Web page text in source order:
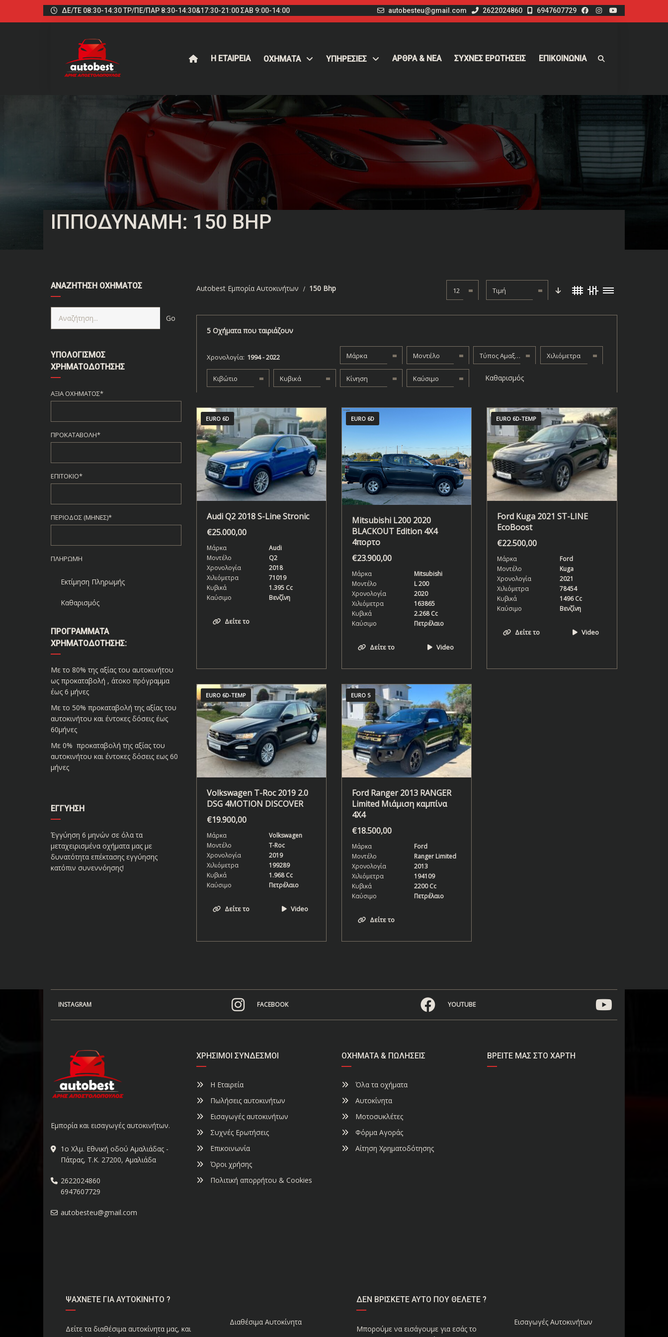
ΔΕ/ΤΕ 08:30-14:30 ΤΡ/ΠΕ/ΠΑΡ 8:30-14:30&17:30-21:00 ΣΑΒ 9:00-14:00 autobesteu@gmail.com 2622024860 6947607729
Η ΕΤΑΙΡΕΙΑ ΟΧΉΜΑΤΑ ΥΠΗΡΕΣΙΕΣ ΑΡΘΡΑ & ΝΕΑ ΣΥΧΝΕΣ ΕΡΩΤΗΣΕΙΣ ΕΠΙΚΟΙΝΩΝΙΑ
ΙΠΠΟΔΎΝΑΜΗ: 150 BHP
ΑΝΑΖΉΤΗΣΗ ΟΧΉΜΑΤΟΣ
ΥΠΟΛΟΓΙΣΜΌΣ
ΧΡΗΜΑΤΟΔΌΤΗΣΗΣ
ΑΞΊΑ ΟΧΉΜΑΤΟΣ*
ΠΡΟΚΑΤΑΒΟΛΉ*
ΕΠΙΤΌΚΙΟ*
ΠΕΡΊΟΔΟΣ (ΜΉΝΕΣ)*
ΠΛΗΡΩΜΉ
Εκτίμηση Πληρωμής
Καθαρισμός
ΠΡΟΓΡΆΜΜΑΤΑ
ΧΡΗΜΑΤΟΔΌΤΗΣΗΣ:
Με το 80% της αξίας του αυτοκινήτου
ως προκαταβολή , άτοκο πρόγραμμα
έως 6 μήνες
Με το 50% προκαταβολή της αξίας του
αυτοκινήτου και έντοκες δόσεις έως
60μήνες
Με 0% προκαταβολή της αξίας του
αυτοκινήτου και έντοκες δόσεις εως 60
μήνες
ΕΓΓΎΗΣΗ
Έγγύηση 6 μηνών σε όλα τα
μεταχειρισμένα οχήματα μας με
δυνατότητα επέκτασης εγγύησης
κατόπιν συνεννόησης!
Autobest Εμπορία Αυτοκινήτων 150 Bhp 12 Τιμή
5 Οχήματα που ταιριάζουν
Χρονολογία: Μάρκα Μοντέλο Τύπος Αμαξώματος Χιλιόμετρα
Κιβώτιο Κυβικά Κίνηση Καύσιμο Καθαρισμός
EURO 6D
Audi Q2 2018 S-Line Stronic
€25.000,00
Μάρκα
Audi
Μοντέλο
Q2
Χρονολογία
2018
Χιλιόμετρα
71019
Κυβικά
1.395 Cc
Καύσιμο
Βενζίνη
Δείτε το
EURO 6D
Mitsubishi L200 2020
BLACKOUT Edition 4X4
4πορτο
€23.900,00
Μάρκα
Mitsubishi
Μοντέλο
L 200
Χρονολογία
2020
Χιλιόμετρα
163865
Κυβικά
2.268 Cc
Καύσιμο
Πετρέλαιο
Δείτε το Video
EURO 6D-TEMP
Ford Kuga 2021 ST-LINE
EcoBoost
€22.500,00
Μάρκα
Ford
Μοντέλο
Kuga
Χρονολογία
2021
Χιλιόμετρα
78454
Κυβικά
1496 Cc
Καύσιμο
Βενζίνη
Δείτε το Video
EURO 6D-TEMP
Volkswagen T-Roc 2019 2.0
DSG 4MOTION DISCOVER
€19.900,00
Μάρκα
Volkswagen
Μοντέλο
T-Roc
Χρονολογία
2019
Χιλιόμετρα
199289
Κυβικά
1.968 Cc
Καύσιμο
Πετρέλαιο
Δείτε το Video
EURO 5
Ford Ranger 2013 RANGER
Limited Μιάμιση καμπίνα
4X4
€18.500,00
Μάρκα
Ford
Μοντέλο
Ranger Limited
Χρονολογία
2013
Χιλιόμετρα
194109
Κυβικά
2200 Cc
Καύσιμο
Πετρέλαιο
Δείτε το
INSTAGRAM FACEBOOK YOUTUBE
Εμπορία και εισαγωγές αυτοκινήτων.
1ο Χλμ. Εθνική οδού Αμαλιάδας -
Πάτρας, Τ.Κ. 27200, Αμαλιάδα
2622024860
6947607729
autobesteu@gmail.com
ΧΡΉΣΙΜΟΙ ΣΎΝΔΕΣΜΟΙ
Η Εταιρεία
Πωλήσεις αυτοκινήτων
Εισαγωγές αυτοκινήτων
Συχνές Ερωτήσεις
Επικοινωνία
Όροι χρήσης
Πολιτική απορρήτου & Cookies
ΟΧΉΜΑΤΑ & ΠΩΛΉΣΕΙΣ
Όλα τα οχήματα
Αυτοκίνητα
Μοτοσυκλέτες
Φόρμα Αγοράς
Αίτηση Χρηματοδότησης
ΒΡΕΊΤΕ ΜΑΣ ΣΤΟ ΧΆΡΤΗ
ΨΑΧΝΕΤΕ ΓΙΑ ΑΥΤΟΚΙΝΗΤΟ ?
Δείτε τα διαθέσιμα αυτοκίνητα μας, και
Διαθέσιμα Αυτοκίνητα
ΔΕΝ ΒΡΙΣΚΕΤΕ ΑΥΤΟ ΠΟΥ ΘΕΛΕΤΕ ?
Μπορούμε να εισάγουμε για εσάς το
Εισαγωγές Αυτοκινήτων